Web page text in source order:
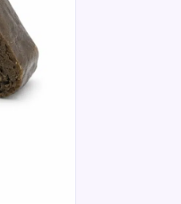
und Konzentration:
Entspannung:
der Beruhigung ohne
intensives, aber